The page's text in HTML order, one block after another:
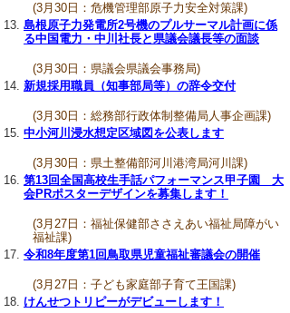
(3月30日：危機管理部原子力安全対策課)
島根原子力発電所2号機のプルサーマル計画に係
る中国電力・中川社長と県議会議長等の面談
(3月30日：県議会県議会事務局)
新規採用職員（知事部局等）の辞令交付
(3月30日：総務部行政体制整備局人事企画課)
中小河川浸水想定区域図を公表します
(3月30日：県土整備部河川港湾局河川課)
第13回全国高校生手話パフォーマンス甲子園 大
会PRポスターデザインを募集します！
(3月27日：福祉保健部ささえあい福祉局障がい
福祉課)
令和8年度第1回鳥取県児童福祉審議会の開催
(3月27日：子ども家庭部子育て王国課)
けんせつトリピーがデビューします！